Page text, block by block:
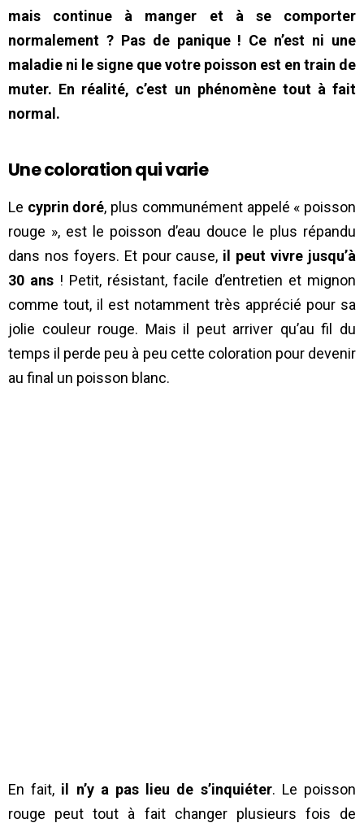
mais continue à manger et à se comporter
normalement ? Pas de panique ! Ce n’est ni une
maladie ni le signe que votre poisson est en train de
muter. En réalité, c’est un phénomène tout à fait
normal.
Une coloration qui varie
Le cyprin doré, plus communément appelé « poisson
rouge », est le poisson d’eau douce le plus répandu
dans nos foyers. Et pour cause, il peut vivre jusqu’à
30 ans ! Petit, résistant, facile d’entretien et mignon
comme tout, il est notamment très apprécié pour sa
jolie couleur rouge. Mais il peut arriver qu’au fil du
temps il perde peu à peu cette coloration pour devenir
au final un poisson blanc.
En fait, il n’y a pas lieu de s’inquiéter. Le poisson
rouge peut tout à fait changer plusieurs fois de